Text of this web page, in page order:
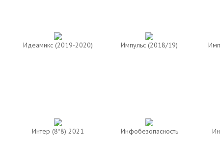
Идеамикс (2019-2020) Импульс (2018/19)
Интер (8*8) 2021 Инфобезопасность